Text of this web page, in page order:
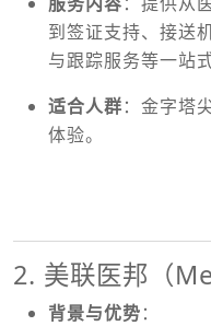
到签证支持、接送
与跟踪服务等一站
适合人群：金字塔
体验。
2. 美联医邦（
背景与优势：